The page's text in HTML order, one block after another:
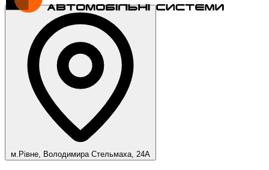
м.Рівне, Володимира Стельмаха, 24А